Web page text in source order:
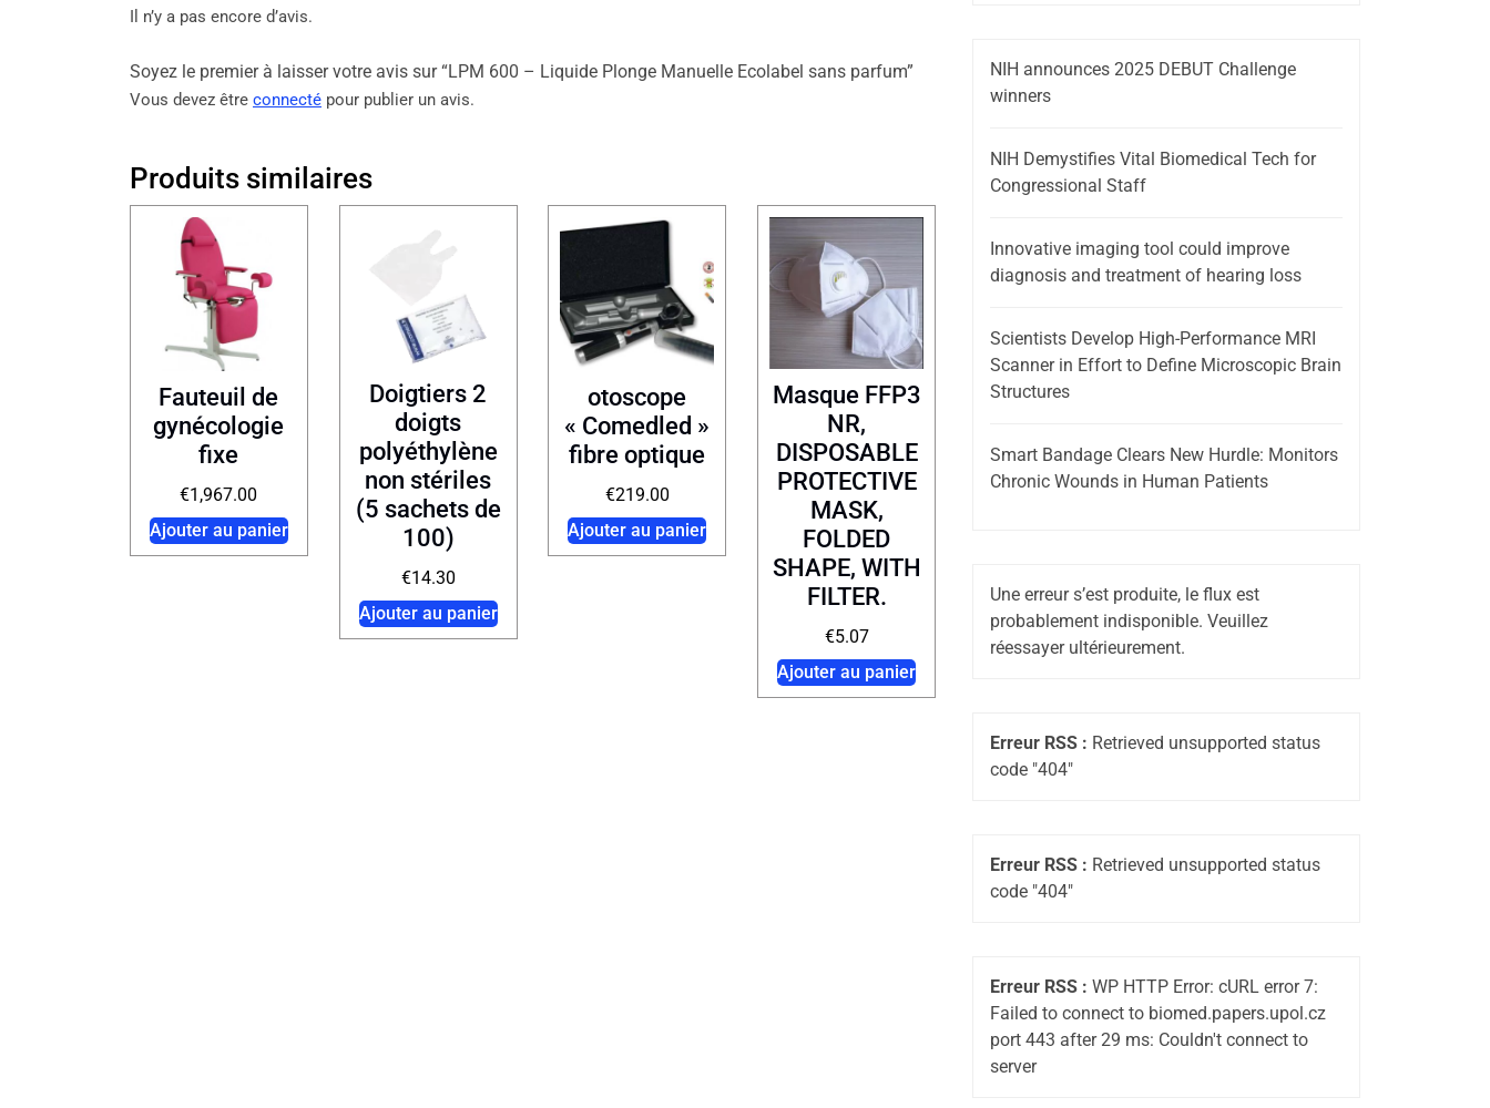
Il n’y a pas encore d’avis.
Soyez le premier à laisser votre avis sur “LPM 600 – Liquide Plonge Manuelle Ecolabel sans parfum”
Vous devez être connecté pour publier un avis.
Produits similaires
Fauteuil de
gynécologie
fixe
€1,967.00
Ajouter au panier
Doigtiers 2
doigts
polyéthylène
non stériles
(5 sachets de
100)
€14.30
Ajouter au panier
otoscope
« Comedled »
fibre optique
€219.00
Ajouter au panier
Masque FFP3
NR,
DISPOSABLE
PROTECTIVE
MASK,
FOLDED
SHAPE, WITH
FILTER.
€5.07
Ajouter au panier
NIH announces 2025 DEBUT Challenge
winners
NIH Demystifies Vital Biomedical Tech for
Congressional Staff
Innovative imaging tool could improve
diagnosis and treatment of hearing loss
Scientists Develop High-Performance MRI
Scanner in Effort to Define Microscopic Brain
Structures
Smart Bandage Clears New Hurdle: Monitors
Chronic Wounds in Human Patients
Une erreur s’est produite, le flux est
probablement indisponible. Veuillez
réessayer ultérieurement.
Erreur RSS : Retrieved unsupported status
code "404"
Erreur RSS : Retrieved unsupported status
code "404"
Erreur RSS : WP HTTP Error: cURL error 7:
Failed to connect to biomed.papers.upol.cz
port 443 after 29 ms: Couldn't connect to
server